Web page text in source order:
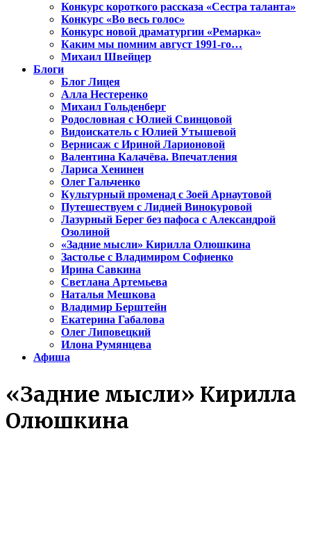
Конкурс короткого рассказа «Сестра таланта»
Конкурс «Во весь голос»
Конкурс новой драматургии «Ремарка»
Каким мы помним август 1991-го…
Михаил Швейцер
Блоги
Блог Лицея
Алла Нестеренко
Михаил Гольденберг
Родословная с Юлией Свинцовой
Видоискатель с Юлией Утышевой
Вернисаж с Ириной Ларионовой
Валентина Калачёва. Впечатления
Лариса Хенинен
Олег Гальченко
Культурный променад с Зоей Арнаутовой
Путешествуем с Лидией Винокуровой
Лазурный Берег без пафоса с Александрой
Озолиной
«Задние мысли» Кирилла Олюшкина
Застолье с Владимиром Софиенко
Ирина Савкина
Светлана Артемьева
Наталья Мешкова
Владимир Берштейн
Екатерина Габалова
Олег Липовецкий
Илона Румянцева
Афиша
«Задние мысли» Кирилла
Олюшкина